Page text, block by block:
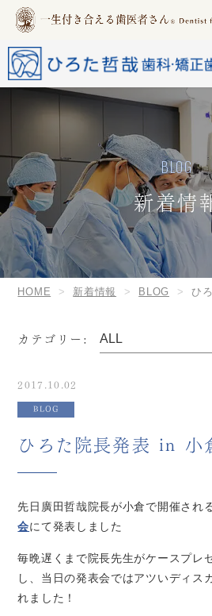
BLOG
新着情
HOME 新着情報 BLOG ひ
カテゴリー:
2017.10.02
BLOG
ひろた院長発表 in 小
先日廣田哲哉院長が小倉で開催され
会にて発表しました
毎晩遅くまで院長先生がケースプレ
し、当日の発表会ではアツいディス
れました！